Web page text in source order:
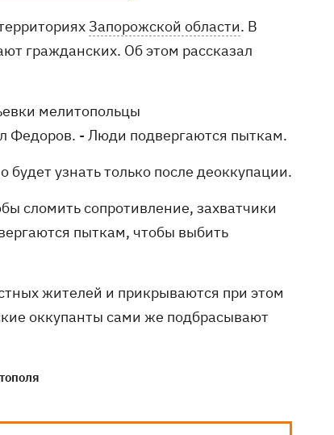
Запорожской области. В
гражданских. Об этом рассказал
мелитопольцы
Федоров. - Люди подвергаются пыткам.
узнать только после деоккупации.
сломить сопротивление, захватчики
пыткам, чтобы выбить
жителей и прикрываются при этом
оккупанты сами же подбрасывают